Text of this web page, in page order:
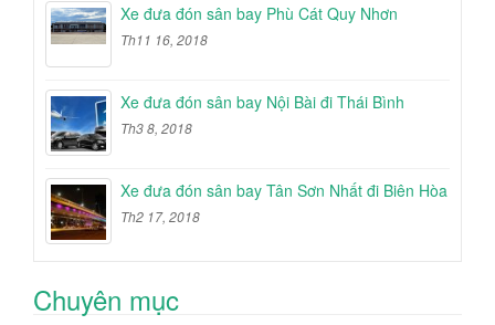
Xe đưa đón sân bay Phù Cát Quy Nhơn
Th11 16, 2018
Xe đưa đón sân bay Nội Bài đi Thái Bình
Th3 8, 2018
Xe đưa đón sân bay Tân Sơn Nhất đi Biên Hòa
Th2 17, 2018
Chuyên mục